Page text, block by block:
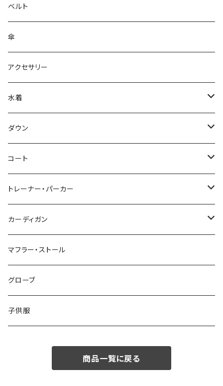
ベルト
傘
アクセサリー
水着
～44/S
46/M
48/L
50/XL～
ダウン
～44/S
46/M
48/L
50/XL～
コート
～44/S
46/M
48/L
50/XL～
トレーナー・パーカー
～44/S
46/M
48/L
50/XL～
カーディガン
～44/S
46/M
48/L
マフラー・ストール
グローブ
子供服
商品一覧に戻る